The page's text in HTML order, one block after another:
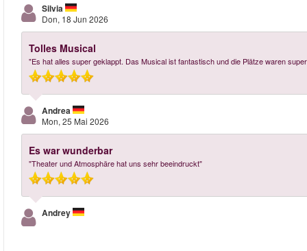
Silvia
Don, 18 Jun 2026
Tolles Musical
"Es hat alles super geklappt. Das Musical ist fantastisch und die Plätze waren
Andrea
Mon, 25 Mai 2026
Es war wunderbar
"Theater und Atmosphäre hat uns sehr beeindruckt"
Andrey